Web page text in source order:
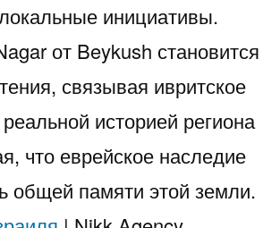
инициативы.
от Beykush становится
связывая ивритское
историей региона
что еврейское наследие
общей памяти этой земли.